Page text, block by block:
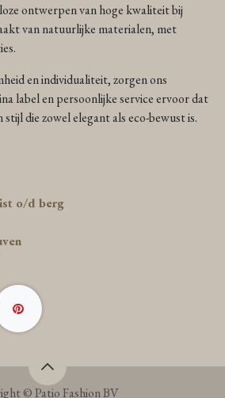
ontwerpen van hoge kwaliteit bij
van natuurlijke materialen, met
en individualiteit, zorgen ons
label en persoonlijke service ervoor dat
die zowel elegant als eco-bewust is.
o/d berg
© Patio Fashion BV